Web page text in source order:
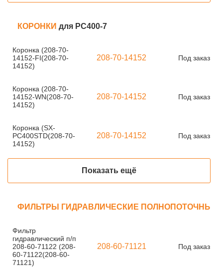
КОРОНКИ для PC400-7
Коронка (208-70-
14152-FI(208-70-
14152)
208-70-14152 Под заказ
Коронка (208-70-
14152-WN(208-70-
14152)
208-70-14152 Под заказ
Коронка (SX-
PC400STD(208-70-
14152)
208-70-14152 Под заказ
Показать ещё
ФИЛЬТРЫ ГИДРАВЛИЧЕСКИЕ ПОЛНОПОТОЧНЫЕ
Фильтр
гидравлический п/п
208-60-71122 (208-
60-71122(208-60-
71121)
208-60-71121 Под заказ